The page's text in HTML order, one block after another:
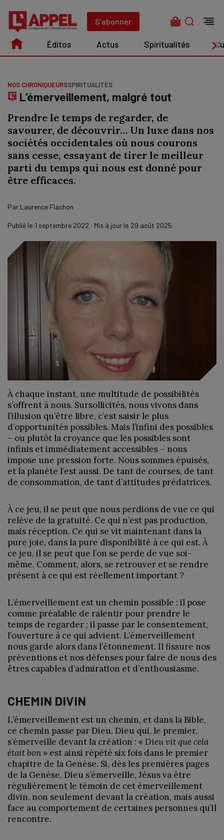
contenu
S’abonner
Édito Actus Spiritualités Culture
Éditos Actus Spiritualités
NOS CHRONIQUEURSSPIRITUALITÉS
L’émerveillement, malgré tout
Prendre le temps de regarder, de
savourer, de découvrir… Un luxe dans nos
sociétés occidentales où nous courons
sans cesse, essayant de tirer le meilleur
parti du temps qui nous est donné pour
être efficaces.
Par Laurence Flachon
Publié le 1 septembre 2022 · Mis à jour le 29 août 2025
À chaque instant, une multitude de possibilités
s’offrent à nous. Sursollicités, nous vivons dans
l’illusion qu’être libre, c’est saisir le plus
d’opportunités possibles. Mais l’infini des possibles
– ou plutôt la croyance que les possibles sont
infinis et immédiatement accessibles – nous
impose une pression forte. Nous sommes épuisés,
et la planète l’est aussi. De tant de courses, de tant
de consommation, de tant d’attitudes prédatrices.
À ce jeu, il se peut que nous perdions de vue ce qui
relève de la gratuité. Ce qui n’est pas production,
mais réception. Ce qui se vit maintenant dans la
pure joie, dans la pure disponibilité à ce qui est. À
ce jeu, il se peut que l’on se perde de vue soi-
même. Comment, alors, se retrouver et se rendre
présent à ce qui est réellement important ?
L’émerveillement est un chemin possible : il pose
comme préalable de ralentir pour prendre le
temps de regarder ; il passe par le consentement,
l’ouverture à ce qui advient. L’émerveillement
nous garde alors dans l’étonnement. Il fissure nos
préventions et nos défenses pour faire de nous des
êtres capables d’admiration et d’enthousiasme.
CHEMIN DIVIN
L’émerveillement est un chemin, et dans la Bible,
ce chemin passe par Dieu. Dieu qui, le premier,
s’émerveille devant la création : « Dieu vit que cela
était bon » est ainsi répété six fois dans le premier
chapitre de la Genèse. Si, dès les premières pages
de la Genèse, Dieu s’émerveille, Jésus va être
régulièrement le témoin de cet émerveillement
divin, non seulement devant la création, mais aussi
face au comportement de certaines personnes qu’il
rencontre.